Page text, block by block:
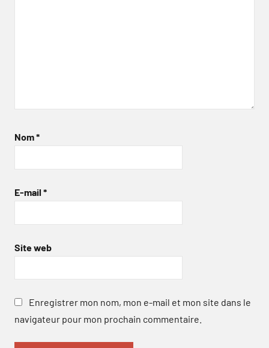
Nom*
E-mail *
Site web
Enregistrer mon nom, mon e-mail et mon site dans le
navigateur pour mon prochain commentaire.